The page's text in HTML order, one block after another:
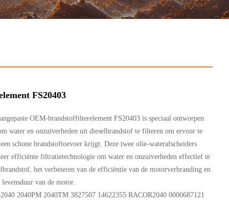
FS20403
OEM-brandstoffilterelement FS20403 is speciaal ontworpen
water en onzuiverheden uit dieselbrandstof te filteren om ervoor te
schone brandstoftoevoer krijgt. Deze twee olie-waterafscheiders
efficiënte filtratietechnologie om water en onzuiverheden effectief te
het verbeteren van de efficiëntie van de motorverbranding en
van de motor.
2040PM 2040TM 3827507 14622355 RACOR2040 0000687121